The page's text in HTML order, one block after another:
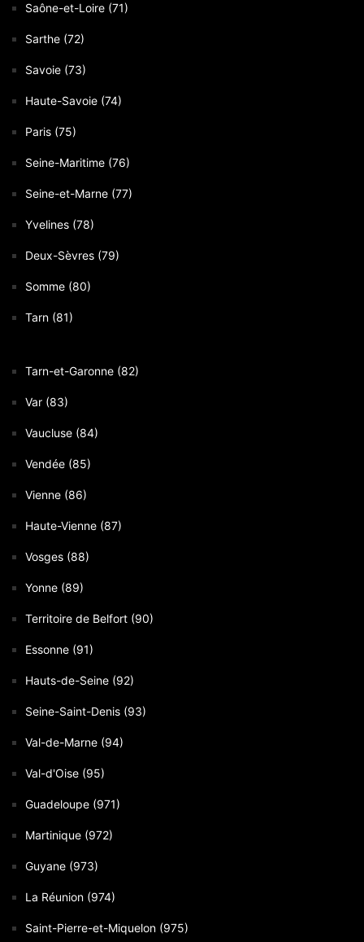
Saône-et-Loire (71)
Sarthe (72)
Savoie (73)
Haute-Savoie (74)
Paris (75)
Seine-Maritime (76)
Seine-et-Marne (77)
Yvelines (78)
Deux-Sèvres (79)
Somme (80)
Tarn (81)
Tarn-et-Garonne (82)
Var (83)
Vaucluse (84)
Vendée (85)
Vienne (86)
Haute-Vienne (87)
Vosges (88)
Yonne (89)
Territoire de Belfort (90)
Essonne (91)
Hauts-de-Seine (92)
Seine-Saint-Denis (93)
Val-de-Marne (94)
Val-d'Oise (95)
Guadeloupe (971)
Martinique (972)
Guyane (973)
La Réunion (974)
Saint-Pierre-et-Miquelon (975)